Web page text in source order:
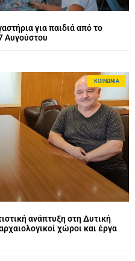
για παιδιά από το
Αυγούστου
ΚΟΙΝΩΝΊΑ
ανάπτυξη στη Δυτική
χώροι και έργα